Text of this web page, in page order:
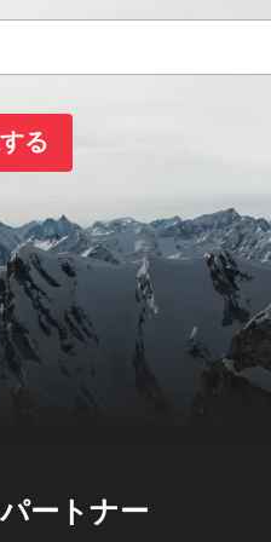
る
パートナー